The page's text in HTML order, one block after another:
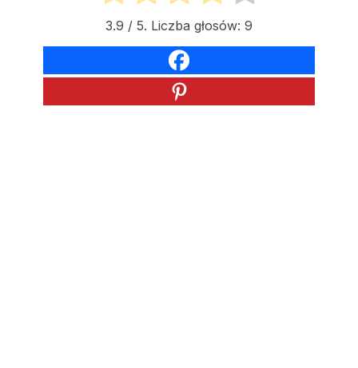
3.9 / 5. Liczba głosów: 9